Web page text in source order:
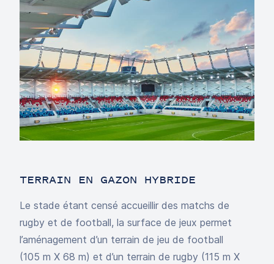
TERRAIN EN GAZON HYBRIDE
Le stade étant censé accueillir des matchs de
rugby et de football, la surface de jeux permet
l’aménagement d’un terrain de jeu de football
(105 m X 68 m) et d’un terrain de rugby (115 m X